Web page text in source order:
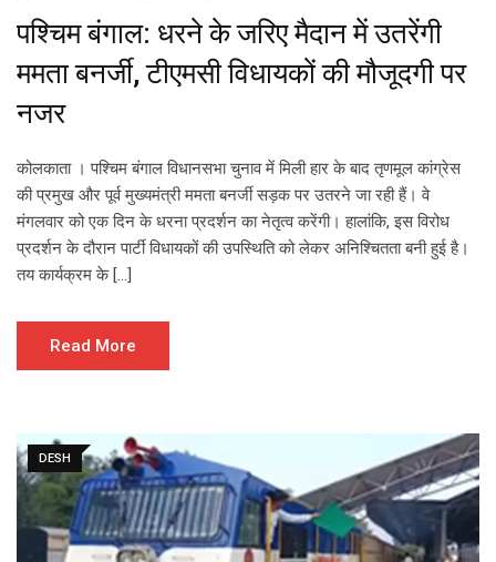
पश्चिम बंगाल: धरने के जरिए मैदान में उतरेंगी
ममता बनर्जी, टीएमसी विधायकों की मौजूदगी पर
नजर
कोलकाता । पश्चिम बंगाल विधानसभा चुनाव में मिली हार के बाद तृणमूल कांग्रेस
की प्रमुख और पूर्व मुख्यमंत्री ममता बनर्जी सड़क पर उतरने जा रही हैं। वे
मंगलवार को एक दिन के धरना प्रदर्शन का नेतृत्व करेंगी। हालांकि, इस विरोध
प्रदर्शन के दौरान पार्टी विधायकों की उपस्थिति को लेकर अनिश्चितता बनी हुई है।
तय कार्यक्रम के […]
Read More
DESH